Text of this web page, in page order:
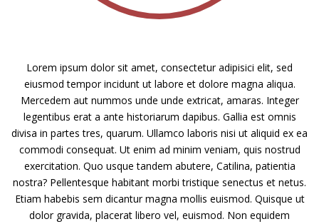
Lorem ipsum dolor sit amet, consectetur adipisici elit, sed
eiusmod tempor incidunt ut labore et dolore magna aliqua.
Mercedem aut nummos unde unde extricat, amaras. Integer
legentibus erat a ante historiarum dapibus. Gallia est omnis
divisa in partes tres, quarum. Ullamco laboris nisi ut aliquid ex ea
commodi consequat. Ut enim ad minim veniam, quis nostrud
exercitation. Quo usque tandem abutere, Catilina, patientia
nostra? Pellentesque habitant morbi tristique senectus et netus.
Etiam habebis sem dicantur magna mollis euismod. Quisque ut
dolor gravida, placerat libero vel, euismod. Non equidem